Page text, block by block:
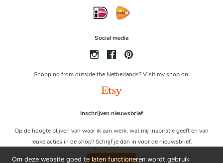
Om deze website goed te laten functioneren wordt gebruik
Social media
Shopping from outside the Netherlands? Visit my shop on:
Inschrijven nieuwsbrief
Op de hoogte blijven van waar ik aan werk, wat mij inspiratie geeft en van
leuke acties in de shop? Schrijf je dan in voor de nieuwsbrief.